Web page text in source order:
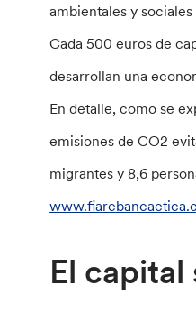
ambientales y
Cada 500 euros de
desarrollan una
En detalle, como se
emisiones de CO2
migrantes y 8,6
El